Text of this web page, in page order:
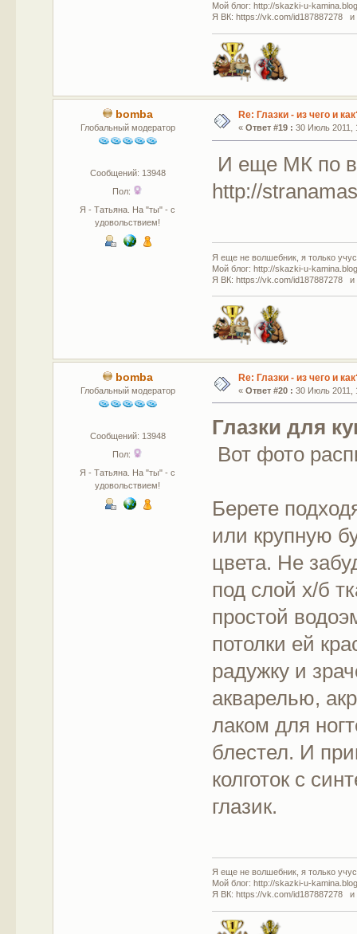
Мой блог: http://skazki-u-
Я ВК: https://vk.com/id187887278 и
bomba
Глобальный модератор
Сообщений: 13948
Пол:
Я - Татьяна. На "ты" - с
удовольствием!
Re: Глазки - из чего и
« Ответ #19 : 30 Июль 2011,
И еще МК по
http://
Я еще не волшебник, я только
Мой блог: http://skazki-u-
Я ВК: https://vk.com/id187887278 и
bomba
Глобальный модератор
Сообщений: 13948
Пол:
Я - Татьяна. На "ты" - с
удовольствием!
Re: Глазки - из чего и
« Ответ #20 : 30 Июль 2011,
Глазки для
Вот фото
Берете
или крупную
цвета. Не
под слой х/б
простой
потолки ей
радужку и
акварелью,
лаком для
блестел. И
колготок с
глазик.
Я еще не волшебник, я только
Мой блог: http://skazki-u-
Я ВК: https://vk.com/id187887278 и